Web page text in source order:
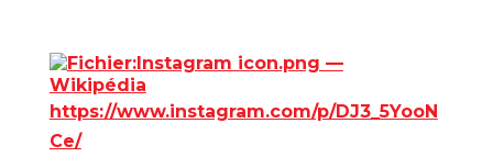
https://www.instagram.com/p/DJ3_5YooN
Ce/